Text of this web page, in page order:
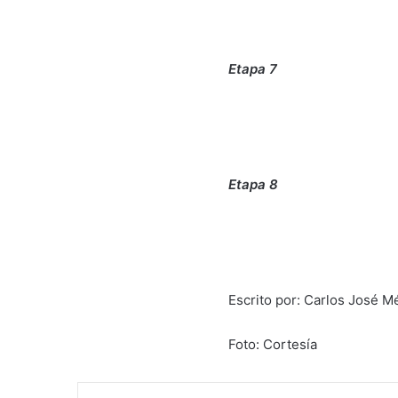
Etapa 7
Etapa 8
Escrito por: Carlos José
Foto: Cortesía